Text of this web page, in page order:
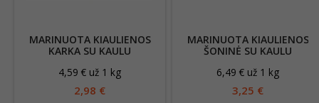
MARINUOTA KIAULIENOS
KARKA SU KAULU
4,59 € už 1 kg
2,98 €
MARINUOTA KIAULIENOS
ŠONINĖ SU KAULU
6,49 € už 1 kg
3,25 €